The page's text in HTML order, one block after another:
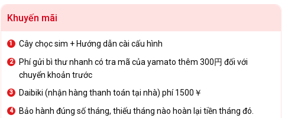
Khuyến mãi
Cây chọc sim + Hướng dẫn cài cấu hình
Phí gửi bì thư nhanh có tra mã của yamato thêm 300円 đối với
chuyển khoản trước
Daibiki (nhận hàng thanh toán tại nhà) phí 1500￥
Bảo hành đúng số tháng, thiếu tháng nào hoàn lại tiền tháng đó.